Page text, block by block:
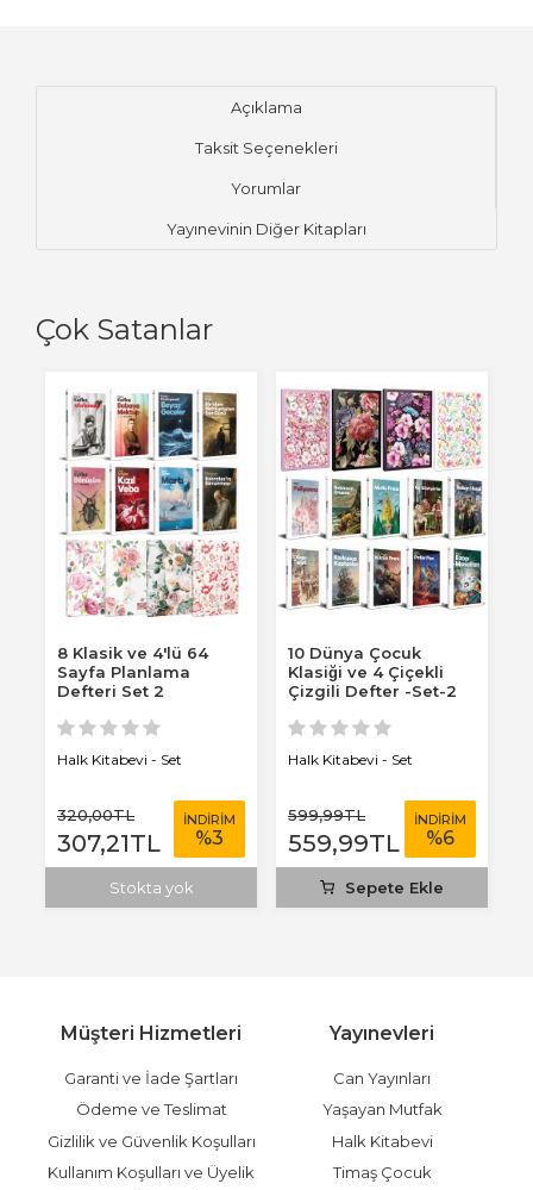
Açıklama
Taksit Seçenekleri
Yorumlar
Yayınevinin Diğer Kitapları
Çok Satanlar
8 Klasik ve 4'lü 64
Sayfa Planlama
Defteri Set 2
Halk Kitabevi - Set
320,00TL
307,21TL
İNDİRİM
%3
Stokta yok
10 Dünya Çocuk
Klasiği ve 4 Çiçekli
Çizgili Defter -Set-2
Halk Kitabevi - Set
599,99TL
559,99TL
İNDİRİM
%6
Sepete Ekle
Müşteri Hizmetleri
Garanti ve İade Şartları
Ödeme ve Teslimat
Gizlilik ve Güvenlik Koşulları
Kullanım Koşulları ve Üyelik
Yayınevleri
Can Yayınları
Yaşayan Mutfak
Halk Kitabevi
Timaş Çocuk